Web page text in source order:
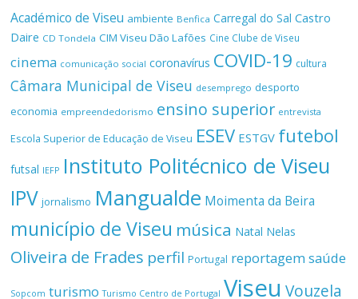
Académico de Viseu ambiente Benfica Carregal do Sal Castro
Daire CD Tondela CIM Viseu Dão Lafões Cine Clube de Viseu
cinema comunicação social coronavírus COVID-19 cultura
Câmara Municipal de Viseu desemprego desporto
economia empreendedorismo ensino superior entrevista
Escola Superior de Educação de Viseu ESEV ESTGV futebol
futsal IEFP Instituto Politécnico de Viseu
IPV jornalismo Mangualde Moimenta da Beira
município de Viseu música Natal Nelas
Oliveira de Frades perfil Portugal reportagemsaúde
Sopcom turismo Turismo Centro de Portugal Viseu Vouzela